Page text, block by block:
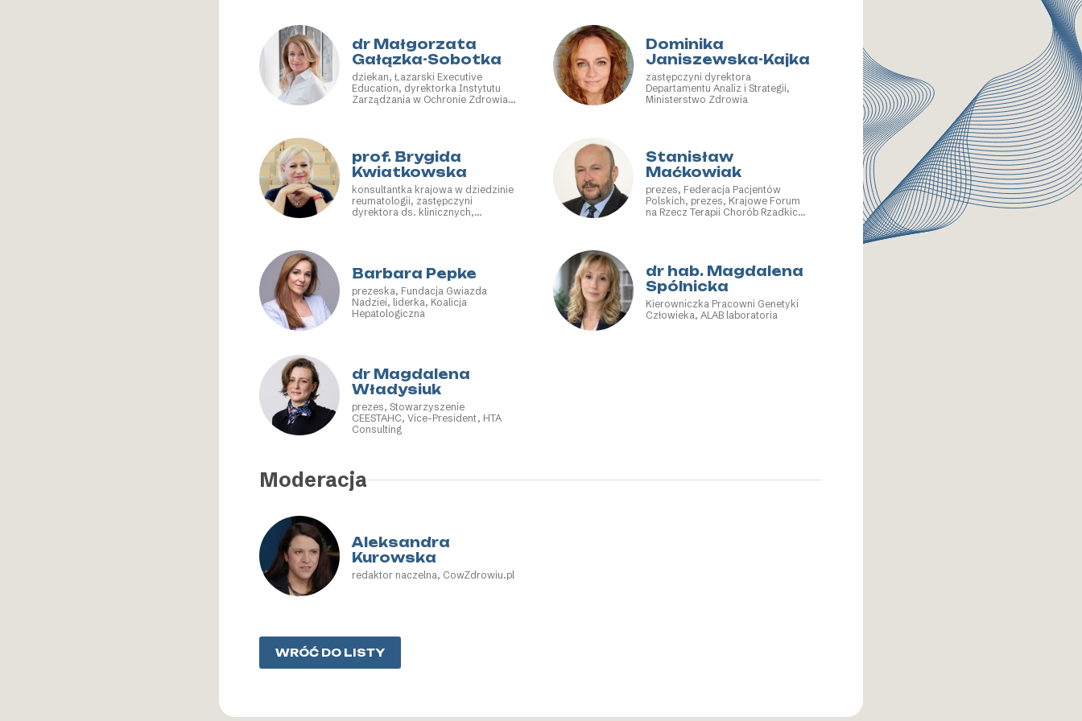
dr Małgorzata
Gałązka-Sobotka
dziekan, Łazarski Executive
Education, dyrektorka Instytutu
Zarządzania w Ochronie Zdrowia,
Dominika
Janiszewska-Kajka
zastępczyni dyrektora
Departamentu Analiz i Strategii,
Ministerstwo Zdrowia
prof. Brygida
Kwiatkowska
konsultantka krajowa w dziedzinie
reumatologii, zastępczyni
dyrektora ds. klinicznych,
Stanisław
Maćkowiak
prezes, Federacja Pacjentów
Polskich, prezes, Krajowe Forum
na Rzecz Terapii Chorób Rzadkich
Barbara Pepke
prezeska, Fundacja Gwiazda
Nadziei, liderka, Koalicja
Hepatologiczna
dr hab. Magdalena
Spólnicka
Kierowniczka Pracowni Genetyki
Człowieka, ALAB laboratoria
dr Magdalena
Władysiuk
prezes, Stowarzyszenie
CEESTAHC, Vice-President, HTA
Consulting
Moderacja
Aleksandra
Kurowska
redaktor naczelna, CowZdrowiu.pl
WRÓĆ DO LISTY